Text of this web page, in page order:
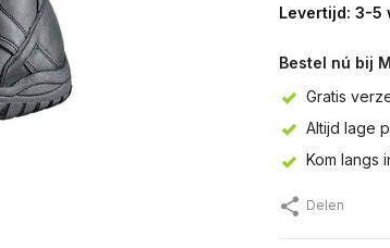
Levertijd: 3-5
Bestel nú bij
Gratis
Altijd lage
Kom langs
Delen